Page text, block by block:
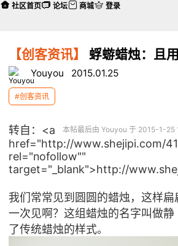
【创客资讯】 蜉蝣蜡烛：且
Youyou 2015.01.25
#创客资讯
本帖最后由 Youyou 于 2015-1-25
转自：<a
href="http://www.shejipi.com/
rel="nofollow""
target="_blank">http://
我们常常见到圆圆的蜡烛，这样
一次见啊？这组蜡烛的名字叫做
了传统蜡烛的样式。
社区首页 论坛 商城 登录